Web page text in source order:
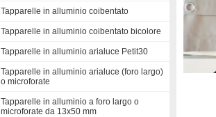
Tapparelle in alluminio coibentato
Tapparelle in alluminio coibentato bicolore
Tapparelle in alluminio arialuce Petit30
Tapparelle in alluminio arialuce (foro largo)
o microforate
Tapparelle in alluminio a foro largo o
microforate da 13x50 mm